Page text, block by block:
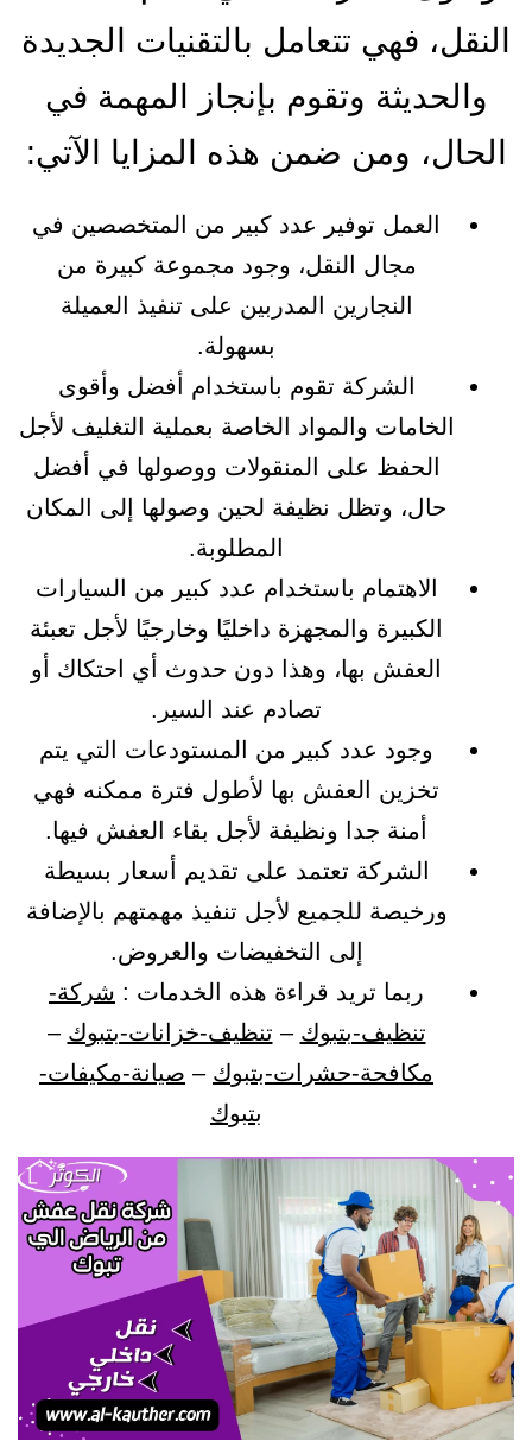
النقل، فهي تتعامل بالتقنيات الجديدة
والحديثة وتقوم بإنجاز المهمة في
الحال، ومن ضمن هذه المزايا الآتي:
العمل توفير عدد كبير من المتخصصين في
مجال النقل، وجود مجموعة كبيرة من
النجارين المدربين على تنفيذ العميلة
بسهولة.
الشركة تقوم باستخدام أفضل وأقوى
الخامات والمواد الخاصة بعملية التغليف لأجل
الحفظ على المنقولات ووصولها في أفضل
حال، وتظل نظيفة لحين وصولها إلى المكان
المطلوبة.
الاهتمام باستخدام عدد كبير من السيارات
الكبيرة والمجهزة داخليًا وخارجيًا لأجل تعبئة
العفش بها، وهذا دون حدوث أي احتكاك أو
تصادم عند السير.
وجود عدد كبير من المستودعات التي يتم
تخزين العفش بها لأطول فترة ممكنه فهي
أمنة جدا ونظيفة لأجل بقاء العفش فيها.
الشركة تعتمد على تقديم أسعار بسيطة
ورخيصة للجميع لأجل تنفيذ مهمتهم بالإضافة
إلى التخفيضات والعروض.
ربما تريد قراءة هذه الخدمات : شركة-
تنظيف-بتبوك – تنظيف-خزانات-بتبوك –
مكافحة-حشرات-بتبوك – صيانة-مكيفات-
بتبوك